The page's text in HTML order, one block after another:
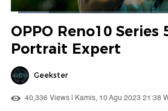
Berhenti
Suara
Hidup
Dimuat:
OPPO Reno10 Series
Portrait Expert
Geekster
40,336 Views | Kamis, 10 Agu 2023 21:38